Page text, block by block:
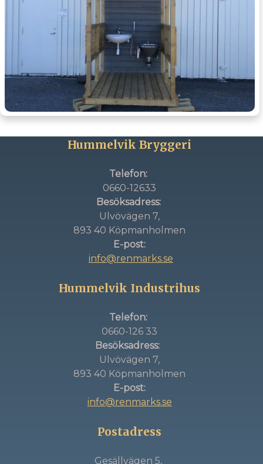
Hummelvik Bryggeri
Telefon:
0660-12633
Besöksadress:
Ulvövägen 7,
893 40 Köpmanholmen
E-post:
info@renmarks.se
Hummelvik Industrihus
Telefon:
0660-126 33
Besöksadress:
Ulvövägen 7,
893 40 Köpmanholmen
E-post:
info@renmarks.se
Postadress
Gesällvägen 5,